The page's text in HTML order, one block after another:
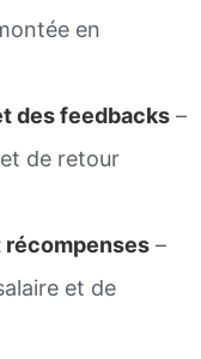
en
des feedbacks –
de retour
récompenses –
et de